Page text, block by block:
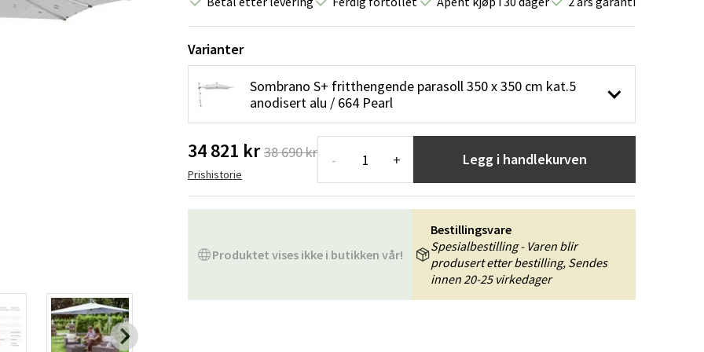
Hengestoler
Hageredskaper
Gangmøbler
Vedlikeholdsprodukter
Baderomstepper
Varianter
Sombrano S+ fritthengende parasoll 350 x 350 cm kat.5
anodisert alu / 664 Pearl
34 821 kr38 690 kr
Prishistorie
- + Legg i handlekurven
Produktet vises ikke i butikken vår!
Bestillingsvare
Spesialbestilling - Varen blir
produsert etter bestilling, Sendes
innen 20-25 virkedager